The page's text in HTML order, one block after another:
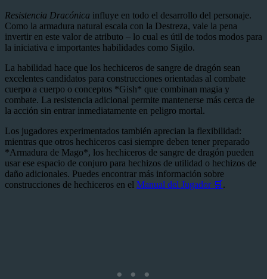
Resistencia Dracónica influye en todo el desarrollo del personaje.
Como la armadura natural escala con la Destreza, vale la pena
invertir en este valor de atributo – lo cual es útil de todos modos para
la iniciativa e importantes habilidades como Sigilo.
La habilidad hace que los hechiceros de sangre de dragón sean
excelentes candidatos para construcciones orientadas al combate
cuerpo a cuerpo o conceptos *Gish* que combinan magia y
combate. La resistencia adicional permite mantenerse más cerca de
la acción sin entrar inmediatamente en peligro mortal.
Los jugadores experimentados también aprecian la flexibilidad:
mientras que otros hechiceros casi siempre deben tener preparado
*Armadura de Mago*, los hechiceros de sangre de dragón pueden
usar ese espacio de conjuro para hechizos de utilidad o hechizos de
daño adicionales. Puedes encontrar más información sobre
construcciones de hechiceros en el Manual del Jugador 🛒 .